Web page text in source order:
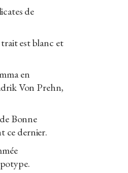
de
est blanc et
en
Von Prehn,
Bonne
ce dernier.